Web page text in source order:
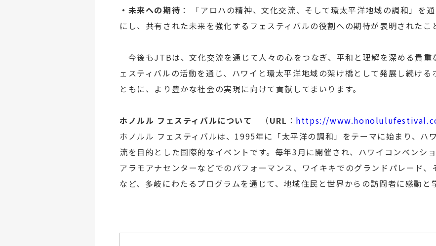
・未来への期待 ： 「アロハの精神、文化交流、そして環太平洋地域の調和」を
にし、共有された未来を強化するフェスティバルの役割への期待が表明されたこ
今後もJTBは、文化交流を通じて人々の心をつなぎ、平和と理解を深める貴重
ェスティバルの活動を通じ、ハワイと環太平洋地域の架け橋として発展し続ける
ともに、より豊かな社会の実現に向けて貢献してまいります。
ホノルル フェスティバルについて （URL ： https://
ホノルル フェスティバルは、1995年に「太平洋の調和」をテーマに始まり、ハ
流を目的とした国際的なイベントです。毎年3月に開催され、ハワイコンベンシ
アラモアナセンターなどでのパフォーマンス、ワイキキでのグランドパレード、
など、多岐にわたるプログラムを通じて、地域住民と世界からの訪問者に感動と